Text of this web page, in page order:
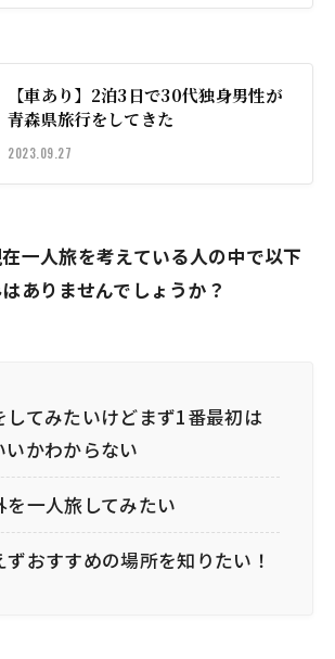
【車あり】2泊3日で30代独身男性が
青森県旅行をしてきた
2023.09.27
一人旅を考えている人の中で以下
ありませんでしょうか？
してみたいけどまず1番最初は
いかわからない
を一人旅してみたい
ずおすすめの場所を知りたい！